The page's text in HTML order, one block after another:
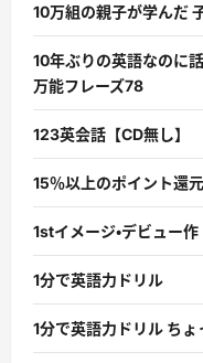
10万組の親子が学んだ
10年ぶりの英語なのに
万能フレーズ78
123英会話【CD無し】
15％以上のポイント還
1stイメージ・デビュー作
1分で英語力ドリル
1分で英語力ドリル ちょ